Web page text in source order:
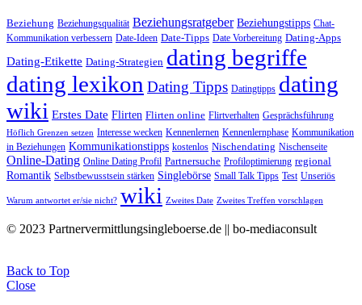
Beziehung Beziehungsqualität Beziehungsratgeber Beziehungstipps Chat-
Kommunikation verbessern Date-Ideen Date-Tipps Date Vorbereitung Dating-Apps
Dating-Etikette Dating-Strategien dating begriffe
dating lexikon Dating Tipps Datingtipps dating
wiki Erstes Date Flirten Flirten online Flirtverhalten Gesprächsführung
Höflich Grenzen setzen Interesse wecken Kennenlernen Kennenlernphase Kommunikation
in Beziehungen Kommunikationstipps kostenlos Nischendating Nischenseite
Online-Dating Online Dating Profil Partnersuche Profiloptimierung regional
Romantik Selbstbewusstsein stärken Singlebörse Small Talk Tipps Test Unseriös
Warum antwortet er/sie nicht? wiki Zweites Date Zweites Treffen vorschlagen
© 2023 Partnervermittlungsingleboerse.de || bo-mediaconsult
Back to Top
Close